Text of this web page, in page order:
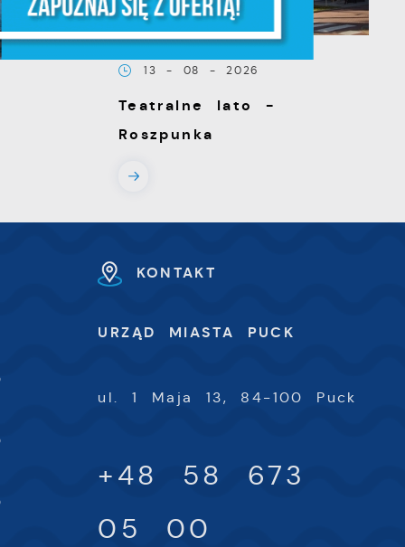
13 - 08 - 2026
Teatralne lato -
Roszpunka
KONTAKT
URZĄD MIASTA PUCK
ul. 1 Maja 13, 84-100 Puck
+48 58 673
05 00